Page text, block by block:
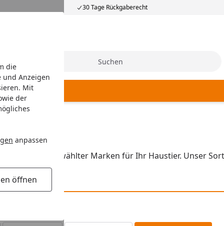
die
und Anzeigen
Mit
der
anpassen
öffnen
30 Tage Rückgaberecht
Suche
Produkte ausgewählter Marken für Ihr Haustier. Unser